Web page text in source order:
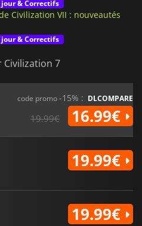
jour & Correctifs
Civilization VII : nouveautés
jour & Correctifs
Civilization 7
code promo-15% : DLCOMPARE
19.99€ 16.99€
19.99€
19.99€